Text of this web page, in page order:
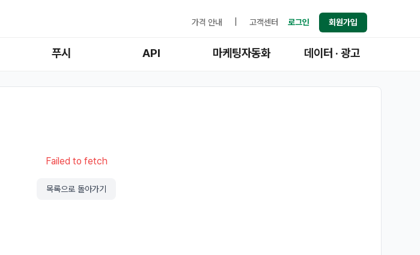
가격 안내 고객센터 로그인 회원가입
푸시 API 마케팅자동화 데이터 · 광고
Failed to fetch
목록으로 돌아가기